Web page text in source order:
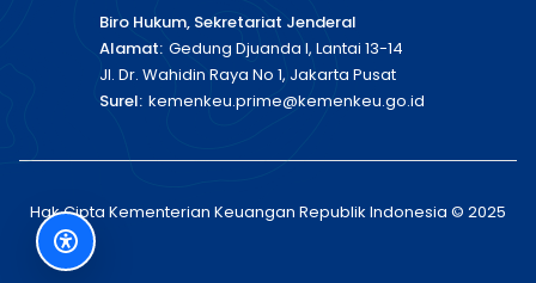
Biro Hukum, Sekretariat Jenderal
Alamat: Gedung Djuanda I, Lantai 13-14
Jl. Dr. Wahidin Raya No 1, Jakarta Pusat
Surel: kemenkeu.prime@kemenkeu.go.id
Hak Cipta Kementerian Keuangan Republik Indonesia © 2025